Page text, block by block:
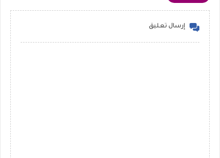
إرسال تعليق